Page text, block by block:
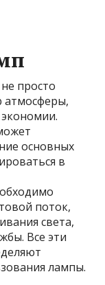
просто
атмосферы,
основных
в
поток,
света,
Все эти
лампы.